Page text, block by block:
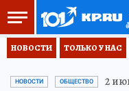
НОВОСТИ ТОЛЬКО У НАС
НОВОСТИ ОБЩЕСТВО 2